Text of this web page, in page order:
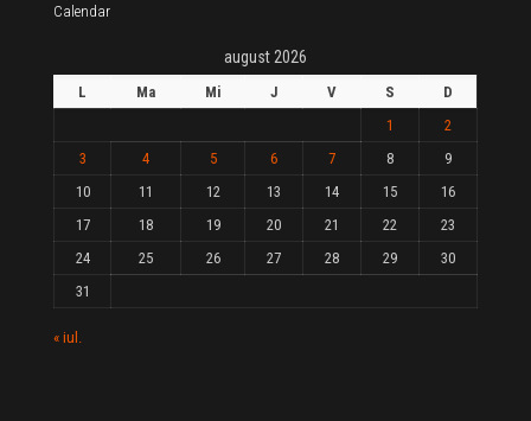
Calendar
august 2026
L Ma Mi J V S
D
1
2
3
4 5 6 7 8
9
10
11 12 13 14 15
16
17
18 19 20 21 22
23
24
25 26 27 28 29
30
31
« iul.